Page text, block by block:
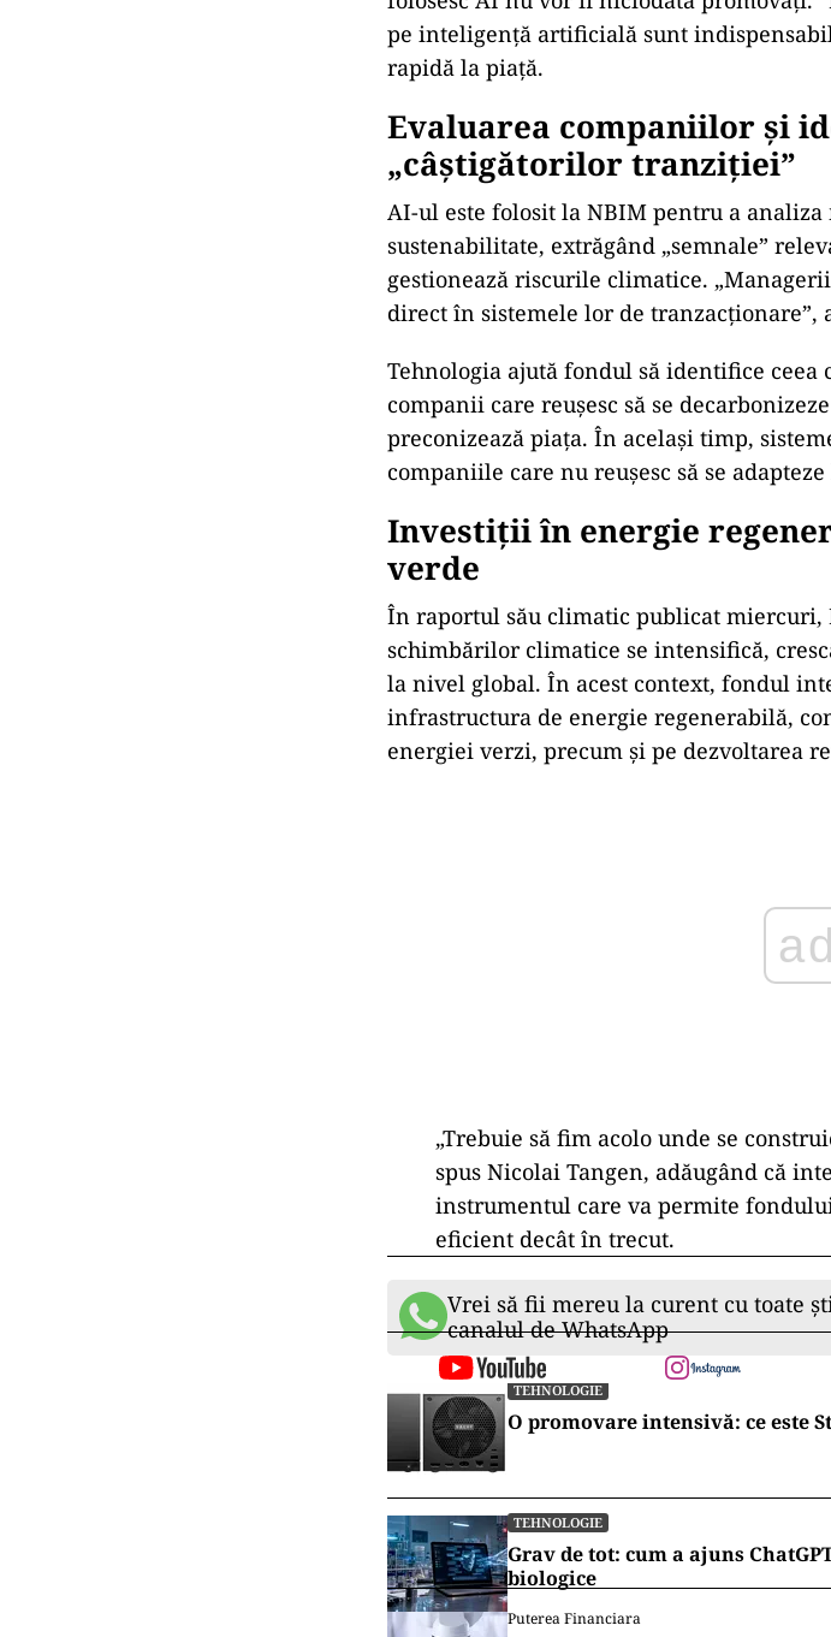
climatice cantitative.
„Alerg ca un nebun s
folosească AI”
Nicolai Tangen,în vârstă de 59 de ani,
de noile tehnologii.
încearcă activ să-i convingă pe angajați
„Alerg ca un nebunîncercând să-mi
a spus el.
Tangen a fost tranșantîn mesajul adresat
folosesc AI nu vor fi niciodată promovați.”
pe inteligență artificială sunt
rapidă la piață.
Evaluarea companiilor și
„câștigătorilor tranziției”
AI-ul este folosit la NBIM pentru a
sustenabilitate, extrăgând„semnale”
gestionează riscurile climatice.
directîn sistemele lor de tranzacționare”,
în energie
infrastructura de energie regenerabilă,
energiei verzi, precum și pe dezvoltarea
„Trebuie să fim acolo unde se
spus Nicolai Tangen, adăugând că
instrumentul care va permite